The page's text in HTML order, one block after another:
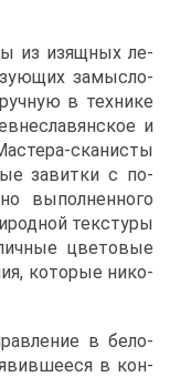
из изящ­ных ле­
за­мыс­ло­
в тех­ни­ке
и
ска­ни­сты
за­вит­ки с по­
вы­пол­нен­но­го
тек­сту­ры
цве­то­вые
ко­то­рые ни­ко­
в бе­ло­
в кон­